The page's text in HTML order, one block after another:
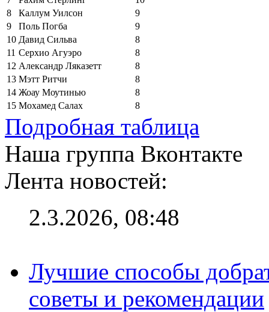
8
Каллум Уилсон
9
9
Поль Погба
9
10 Давид Сильва
8
11 Серхио Агуэро
8
12 Александр Ляказетт
8
13 Мэтт Ритчи
8
14 Жоау Моутинью
8
15 Мохамед Салах 8
Подробная таблица
Наша группа Вконтакте
Лента новостей:
2.3.2026, 08:48
Лучшие способы
советы и рекомендации